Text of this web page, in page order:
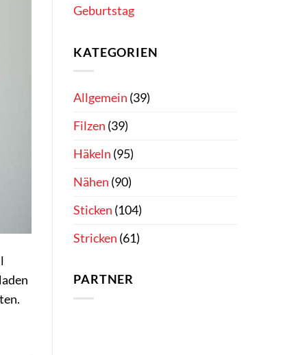
Geburtstag
KATEGORIEN
Allgemein (39)
Filzen (39)
Häkeln (95)
Nähen (90)
Sticken (104)
Stricken (61)
PARTNER